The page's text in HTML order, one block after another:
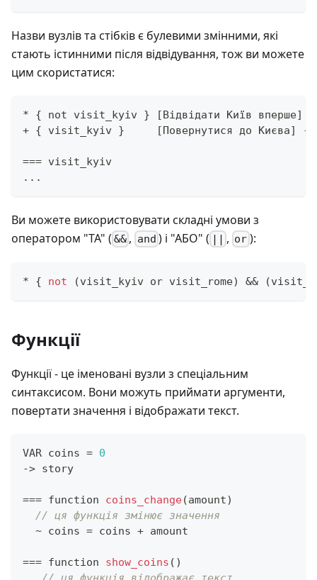
Назви вузлів та стібків є булевими змінними, які
стають істинними після відвідування, тож ви можете
цим скористатися:
* { not visit_kyiv } [Відвідати Київ вперше]
+ { visit_kyiv } [Повернутися до Києва] ->
=== visit_kyiv
. . .
Ви можете використовувати складні умови з
оператором "ТА" ( && , and ) і "АБО" ( || , or):
* { not (visit_kyiv or visit_rome) && (
Функції
Функції - це іменовані вузли з спеціальним
синтаксисом. Вони можуть приймати аргументи,
повертати значення і відображати текст.
VAR coins = 0
-> story
=== function coins_change(amount)
// ця функція змінює значення
~ coins = coins + amount
=== function show_coins ( )